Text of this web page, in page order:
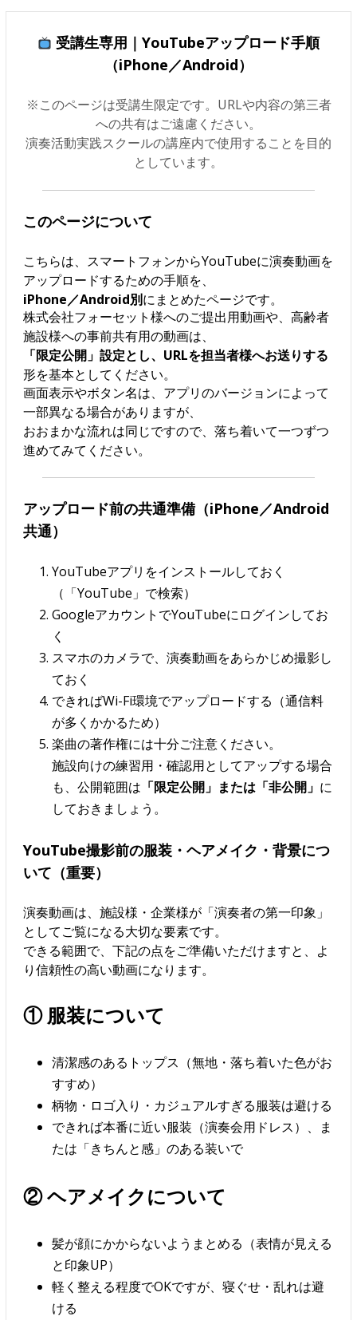
受講生専用｜YouTubeアップロード手順
（iPhone／Android）
※このページは受講生限定です。URLや内容の第三者
への共有はご遠慮ください。
演奏活動実践スクールの講座内で使用することを目的
としています。
このページについて
こちらは、スマートフォンからYouTubeに演奏動画を
アップロードするための手順を、
iPhone／Android別にまとめたページです。
株式会社フォーセット様へのご提出用動画や、高齢者
施設様への事前共有用の動画は、
「限定公開」設定とし、URLを担当者様へお送りする
形を基本としてください。
画面表示やボタン名は、アプリのバージョンによって
一部異なる場合がありますが、
おおまかな流れは同じですので、落ち着いて一つずつ
進めてみてください。
アップロード前の共通準備（iPhone／Android
共通）
YouTubeアプリをインストールしておく
（「YouTube」で検索）
GoogleアカウントでYouTubeにログインしてお
く
スマホのカメラで、演奏動画をあらかじめ撮影し
ておく
できればWi-Fi環境でアップロードする（通信料
が多くかかるため）
楽曲の著作権には十分ご注意ください。
施設向けの練習用・確認用としてアップする場合
も、公開範囲は 「限定公開」または「非公開」 に
しておきましょう。
YouTube撮影前の服装・ヘアメイク・背景につ
いて（重要）
演奏動画は、施設様・企業様が「演奏者の第一印象」
としてご覧になる大切な要素です。
できる範囲で、下記の点をご準備いただけますと、よ
り信頼性の高い動画になります。
① 服装について
清潔感のあるトップス（無地・落ち着いた色がお
すすめ）
柄物・ロゴ入り・カジュアルすぎる服装は避ける
できれば本番に近い服装（演奏会用ドレス）、ま
たは「きちんと感」のある装いで
② ヘアメイクについて
髪が顔にかからないようまとめる（表情が見える
と印象UP）
軽く整える程度でOKですが、寝ぐせ・乱れは避
ける